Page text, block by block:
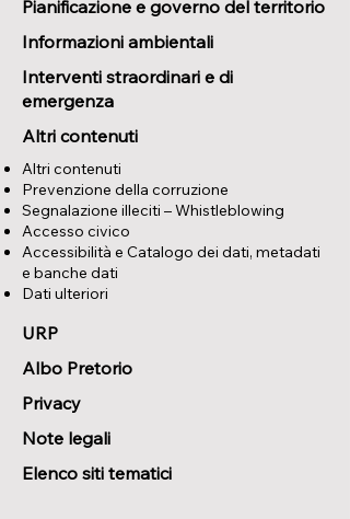
Pianificazione e governo del territorio
Informazioni ambientali
Interventi straordinari e di
emergenza
Altri contenuti
Altri contenuti
Prevenzione della corruzione
Segnalazione illeciti – Whistleblowing
Accesso civico
Accessibilità e Catalogo dei dati, metadati
e banche dati
Dati ulteriori
URP
Albo Pretorio
Privacy
Note legali
Elenco siti tematici